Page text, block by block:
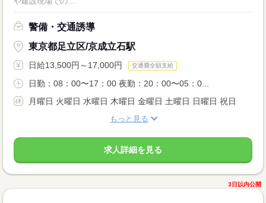
警備・交通誘導
東京都足立区/京成立石駅
日給13,500円～17,000円 交通費全額支給
日勤：08：00〜17：00 夜勤：20：00〜05：0...
月曜日 火曜日 水曜日 木曜日 金曜日 土曜日 日曜日 祝日
もっと見る
求人詳細を見る
3日以内公開